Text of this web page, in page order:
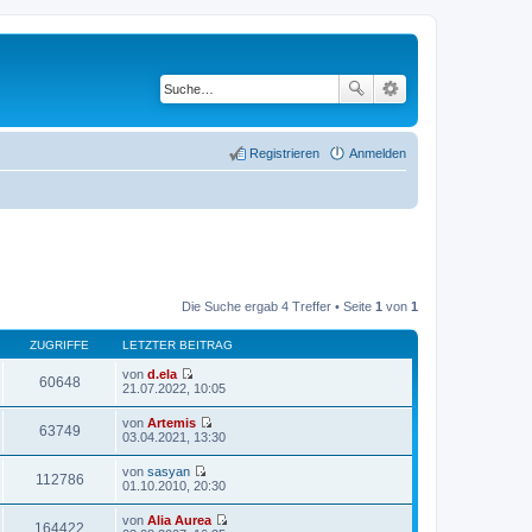
Anmelden
Registrieren
Die Suche ergab 4 Treffer • Seite 1 von 1
ZUGRIFFE LETZTER BEITRAG
60648 von d.ela
N
e
s
t
e
r
i
21.07.2022, 10:05
63749 von Artemis
N
s
t
e
03.04.2021, 13:30
112786 von sasyan
N
e
01.10.2010, 20:30
164422 von Alia Aurea